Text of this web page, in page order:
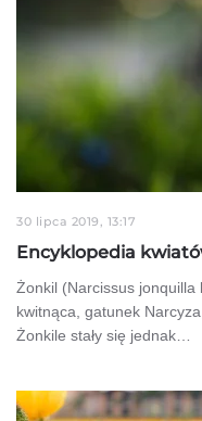
30 lipca 2019, 13:17
Encyklopedia
Żonkil (Narcissus
kwitnąca, gatunek
Żonkile stały się jednak…